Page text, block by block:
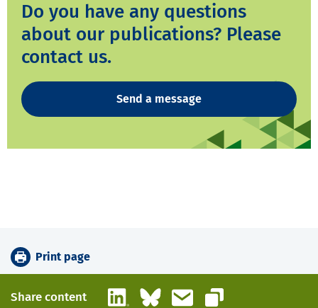
Do you have any questions
about our publications? Please
contact us.
Send a message
Print page
Share content LinkedInBlueskyEmail
Copy link